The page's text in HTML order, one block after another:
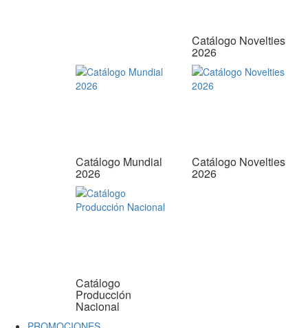
Catálogo Novelties
2026
Catálogo Mundial
2026
Catálogo Novelties
2026
Catálogo
Producción
Nacional